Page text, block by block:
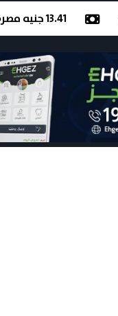
13.41 جنيه مصري